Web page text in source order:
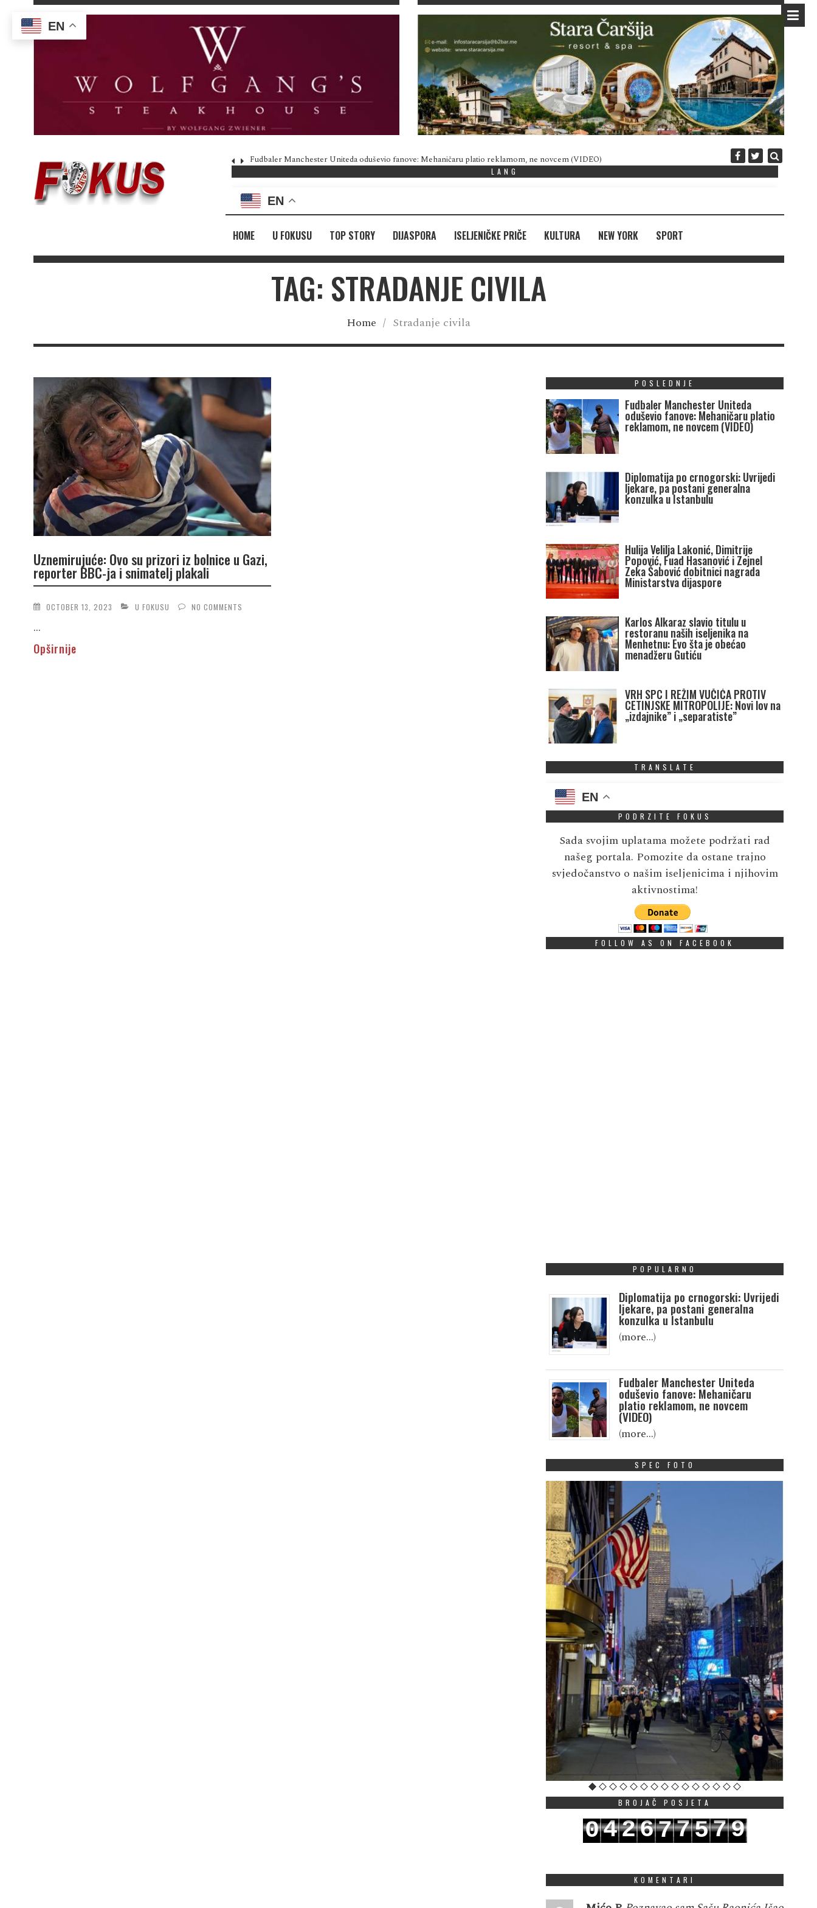
Fudbaler Manchester Uniteda oduševio fanove: Mehaničaru platio reklamom, ne novcem (VIDEO) Diplomatija po
LANG
EN
HOME U FOKUSU TOP STORY DIJASPORA ISELJENIČKE PRIČE KULTURA NEW YORK SPORT
TAG: STRADANJE CIVILA
Home / Stradanje civila
Uznemirujuće: Ovo su prizori iz bolnice u Gazi,
reporter BBC-ja i snimatelj plakali
OCTOBER 13, 2023 U FOKUSU NO COMMENTS
...
Opširnije
POSLEDNJE
Fudbaler Manchester Uniteda
oduševio fanove: Mehaničaru platio
reklamom, ne novcem (VIDEO)
Diplomatija po crnogorski: Uvrijedi
ljekare, pa postani generalna
konzulka u Istanbulu
Hulija Velilja Lakonić, Dimitrije
Popović, Fuad Hasanović i Zejnel
Zeka Šabović dobitnici nagrada
Ministarstva dijaspore
Karlos Alkaraz slavio titulu u
restoranu naših iseljenika na
Menhetnu: Evo šta je obećao
menadžeru Gutiću
VRH SPC I REŽIM VUČIĆA PROTIV
CETINJSKE MITROPOLIJE: Novi lov na
„izdajnike” i „separatiste”
TRANSLATE
EN
PODRZITE FOKUS
Sada svojim uplatama možete podržati rad
našeg portala. Pomozite da ostane trajno
svjedočanstvo o našim iseljenicima i njihovim
aktivnostima!
FOLLOW AS ON FACEBOOK
POPULARNO
Diplomatija po crnogorski: Uvrijedi
ljekare, pa postani generalna
konzulka u Istanbulu
(more…)
Fudbaler Manchester Uniteda
oduševio fanove: Mehaničaru
platio reklamom, ne novcem
(VIDEO)
(more…)
SPEC FOTO
BROJAČ POSJETA
042677579
KOMENTARI
EN